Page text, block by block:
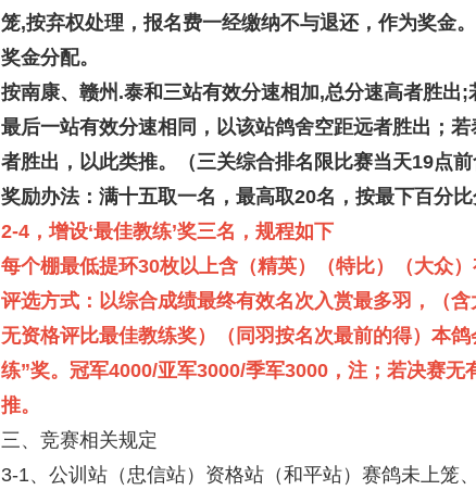
笼,按弃权处理，报名费一经缴纳不与退还，作为奖金。
奖金分配。
按南康、赣州.泰和三站有效分速相加,总分速高者胜
最后一站有效分速相同，以该站鸽舍空距远者胜出；
者胜出，以此类推。（三关综合排名限比赛当天19点前
奖励办法：满十五取一名，最高取20名，按最下百分
2-4，增设‘最佳教练’奖三名，规程如下
每个棚最低提环30枚以上含（精英）（特比）（大众
评选方式：以综合成绩最终有效名次入赏最多羽，（
无资格评比最佳教练奖）（同羽按名次最前的得）本
练”奖。冠军4000/亚军3000/季军3000，注；若决赛
推。
三、竞赛相关规定
3-1、公训站（忠信站）资格站（和平站）赛鸽未上笼